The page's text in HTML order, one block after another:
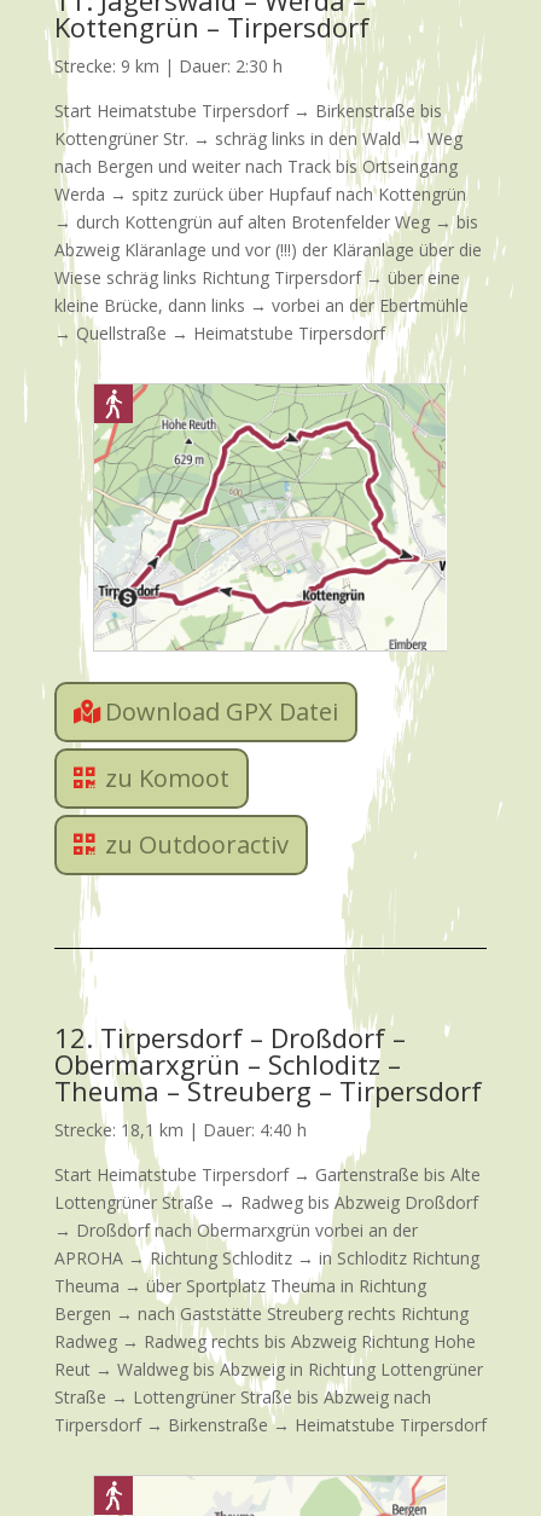
Kottengrün – Tirpersdorf
Strecke: 9 km | Dauer: 2:30 h
Start Heimatstube Tirpersdorf → Birkenstraße bis
Kottengrüner Str. → schräg links in den Wald → Weg
nach Bergen und weiter nach Track bis Ortseingang
Werda → spitz zurück über Hupfauf nach Kottengrün
→ durch Kottengrün auf alten Brotenfelder Weg → bis
Abzweig Kläranlage und vor (!!!) der Kläranlage über die
Wiese schräg links Richtung Tirpersdorf → über eine
kleine Brücke, dann links → vorbei an der Ebertmühle
→ Quellstraße → Heimatstube Tirpersdorf
Download GPX Datei
zu Komoot
zu Outdooractiv
12. Tirpersdorf – Droßdorf –
Obermarxgrün – Schloditz –
Theuma – Streuberg – Tirpersdorf
Strecke: 18,1 km | Dauer: 4:40 h
Start Heimatstube Tirpersdorf → Gartenstraße bis Alte
Lottengrüner Straße → Radweg bis Abzweig Droßdorf
→ Droßdorf nach Obermarxgrün vorbei an der
APROHA → Richtung Schloditz → in Schloditz Richtung
Theuma → über Sportplatz Theuma in Richtung
Bergen → nach Gaststätte Streuberg rechts Richtung
Radweg → Radweg rechts bis Abzweig Richtung Hohe
Reut → Waldweg bis Abzweig in Richtung Lottengrüner
Straße → Lottengrüner Straße bis Abzweig nach
Tirpersdorf → Birkenstraße → Heimatstube Tirpersdorf